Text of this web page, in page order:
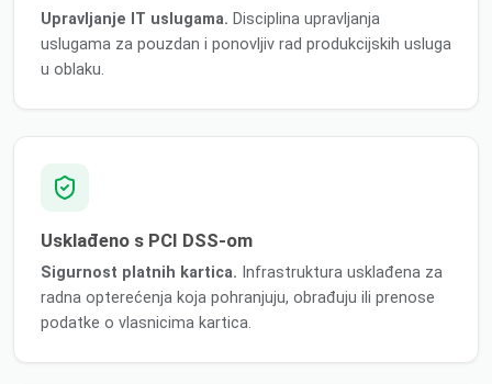
Upravljanje IT uslugama. Disciplina upravljanja
uslugama za pouzdan i ponovljiv rad produkcijskih usluga
u oblaku.
Usklađeno s PCI DSS-om
Sigurnost platnih kartica. Infrastruktura usklađena za
radna opterećenja koja pohranjuju, obrađuju ili prenose
podatke o vlasnicima kartica.